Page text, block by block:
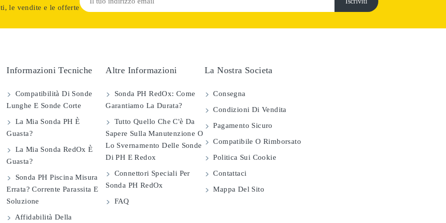
le vendite e le offerte
Informazioni Tecniche
Compatibilità Di Sonde
Lunghe E Sonde Corte
La Mia Sonda PH È
Guasta?
La Mia Sonda RedOx È
Guasta?
Sonda PH Piscina Misura
Errata? Corrente Parassita E
Soluzione
Affidabilità Della
Altre Informazioni
Sonda PH RedOx: Come
Garantiamo La Durata?
Tutto Quello Che C'è Da
Sapere Sulla Manutenzione O
Lo Svernamento Delle Sonde
Di PH E Redox
Connettori Speciali Per
Sonda PH RedOx
FAQ
La Nostra Societa
Consegna
Condizioni Di Vendita
Pagamento Sicuro
Compatibile O Rimborsato
Politica Sui Cookie
Contattaci
Mappa Del Sito